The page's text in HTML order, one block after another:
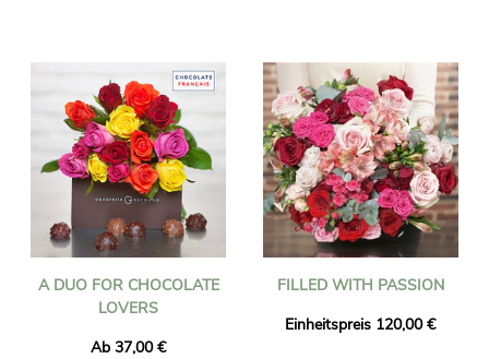
A DUO FOR CHOCOLATE
LOVERS
Ab 37,00 €
FILLED WITH PASSION
Einheitspreis 120,00 €